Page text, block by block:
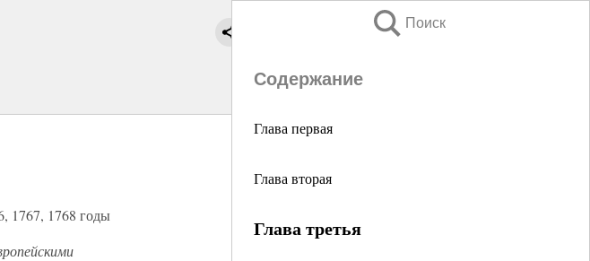
Поиск
Содержание
Глава первая
Глава вторая
Глава третья
1767, 1768 годы